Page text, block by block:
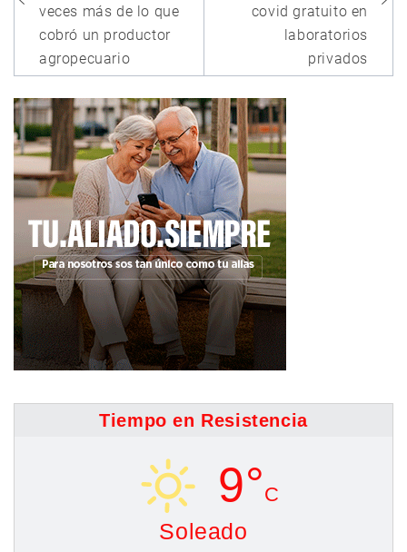
veces más de lo que
cobró un productor
agropecuario
covid gratuito en
laboratorios
privados
Tiempo en Resistencia
9°C
Soleado